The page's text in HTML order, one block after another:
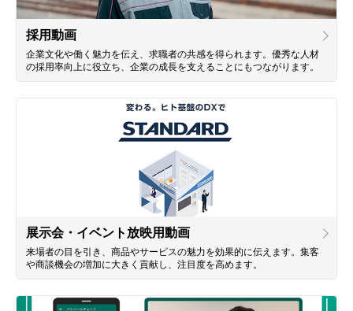
採用動画
企業文化や働く魅力を伝え、求職者の共感を得られます。優秀な人材
の採用率向上に役立ち、企業の成長を支えることにもつながります。
展示会・イベント放映用動画
来場者の目を引き、商品やサービスの魅力を効果的に伝えます。集客
や商談機会の増加に大きく貢献し、注目度を高めます。